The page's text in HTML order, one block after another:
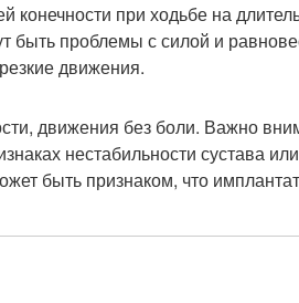
конечности при ходьбе на
быть проблемы с силой и
движения.
движения без боли. Важно
нестабильности сустава
быть признаком, что